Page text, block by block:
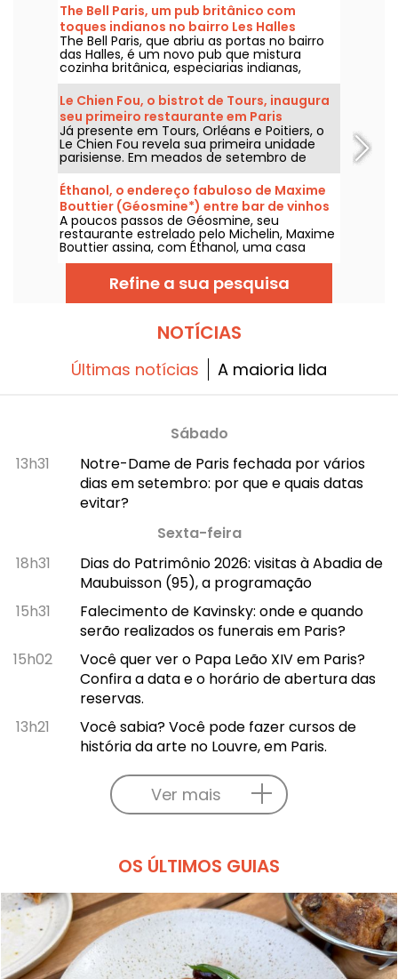
The Bell Paris, um pub britânico com
toques indianos no bairro Les Halles
The Bell Paris, que abriu as portas no bairro
das Halles, é um novo pub que mistura
cozinha britânica, especiarias indianas,
coquetéis da casa e cervejas artesanais, em
um décor assinado por Jim Hamilton.
Le Chien Fou, o bistrot de Tours, inaugura
seu primeiro restaurante em Paris
Já presente em Tours, Orléans e Poitiers, o
Le Chien Fou revela sua primeira unidade
parisiense. Em meados de setembro de
2026, este bistrot conhecido pela comida
caseira, pelos pratos para compartilhar e
pela adega abrirá as portas na rue Feydeau,
no 2º arrondissement de Paris.
Éthanol, o endereço fabuloso de Maxime
Bouttier (Géosmine*) entre bar de vinhos
e mesa autoral
A poucos passos de Géosmine, seu
restaurante estrelado pelo Michelin, Maxime
Bouttier assina, com Éthanol, uma casa
mais descontraída, pensada em torno de
pratos para compartilhar e de uma
impressionante carta de vinhos. Um
endereço ambicioso que combina produtos
ambiente vibrante, já entre as nossas
melhores descobertas do ano.
Refine a sua pesquisa
NOTÍCIAS
Últimas notícias A maioria lida
Sábado
13h31
Notre-Dame de Paris fechada por vários
dias em setembro: por que e quais datas
evitar?
Sexta-feira
18h31
Dias do Patrimônio 2026: visitas à Abadia de
Maubuisson (95), a programação
15h31
Falecimento de Kavinsky: onde e quando
serão realizados os funerais em Paris?
15h02
Você quer ver o Papa Leão XIV em Paris?
Confira a data e o horário de abertura das
reservas.
13h21
Você sabia? Você pode fazer cursos de
história da arte no Louvre, em Paris.
Ver mais
OS ÚLTIMOS GUIAS